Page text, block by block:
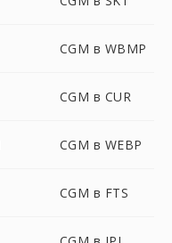
CGM в WBMP
CGM в CUR
CGM в WEBP
CGM в FTS